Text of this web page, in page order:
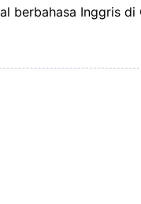
berbahasa Inggris